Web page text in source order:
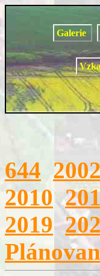
Galerie
644 2002
2010
2019